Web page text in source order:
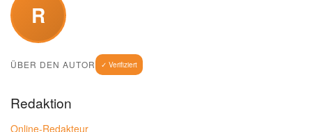
R
ÜBER DEN AUTOR ✓ Verifiziert
Redaktion
Online-Redakteur